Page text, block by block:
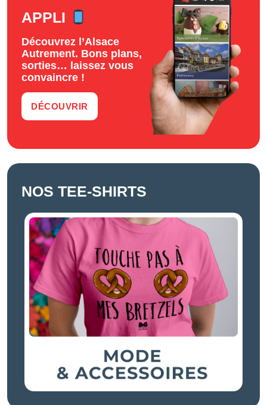
APPLI
Découvrez l’Alsace
Autrement. Bons plans,
sorties… laissez vous
convaincre !
DÉCOUVRIR
NOS TEE-SHIRTS